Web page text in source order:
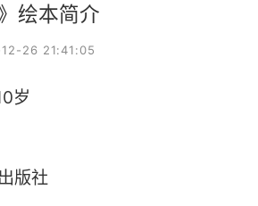
绘本简介
26 21:41:05
岁
版社